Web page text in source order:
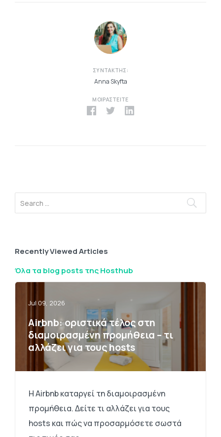
ΣΥΝΤΆΚΤΗΣ:
Anna Skyfta
ΜΟΙΡΑΣΤΕΊΤΕ
Recently Viewed Articles
Όλα τα blog posts της Hosthub
Jul 09, 2026
Airbnb: οριστικά τέλος στη
διαμοιρασμένη προμήθεια – τι
αλλάζει για τους hosts
Η Airbnb καταργεί τη διαμοιρασμένη
προμήθεια. Δείτε τι αλλάζει για τους
hosts και πώς να προσαρμόσετε σωστά